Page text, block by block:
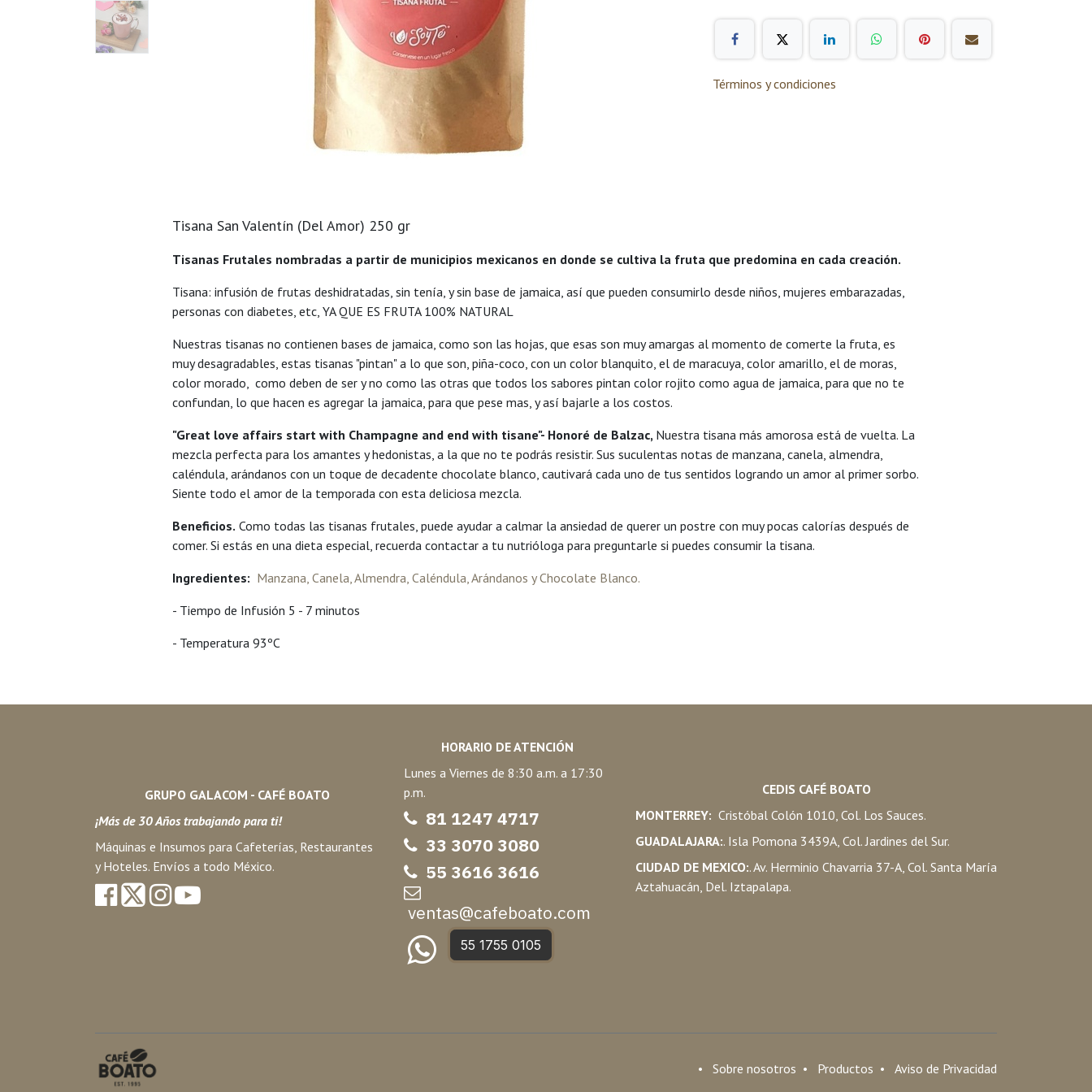
Términos y condiciones
Tisana San Valentín (Del Amor) 250 gr
Tisanas Frutales nombradas a partir de municipios mexicanos en donde se cultiva la fruta que predomina en cada creación.
Tisana: infusión de frutas deshidratadas, sin tenía, y sin base de jamaica, así que pueden consumirlo desde niños, mujeres embarazadas,
personas con diabetes, etc, YA QUE ES FRUTA 100% NATURAL
Nuestras tisanas no contienen bases de jamaica, como son las hojas, que esas son muy amargas al momento de comerte la fruta, es
muy desagradables, estas tisanas "pintan" a lo que son, piña-coco, con un color blanquito, el de maracuya, color amarillo, el de moras,
color morado, como deben de ser y no como las otras que todos los sabores pintan color rojito como agua de jamaica, para que no te
confundan, lo que hacen es agregar la jamaica, para que pese mas, y así bajarle a los costos.
"Great love affairs start with Champagne and end with tisane"- Honoré de Balzac, Nuestra tisana más amorosa está de vuelta. La
mezcla perfecta para los amantes y hedonistas, a la que no te podrás resistir. Sus suculentas notas de manzana, canela, almendra,
caléndula, arándanos con un toque de decadente chocolate blanco, cautivará cada uno de tus sentidos logrando un amor al primer sorbo.
Siente todo el amor de la temporada con esta deliciosa mezcla.
Beneficios. Como todas las tisanas frutales, puede ayudar a calmar la ansiedad de querer un postre con muy pocas calorías después de
comer. Si estás en una dieta especial, recuerda contactar a tu nutrióloga para preguntarle si puedes consumir la tisana.
Ingredientes: Manzana, Canela, Almendra, Caléndula, Arándanos y Chocolate Blanco.
- Tiempo de Infusión 5 - 7 minutos
- Temperatura 93ºC
GRUPO GALACOM - CAFÉ BOATO
¡Más de 30 Años trabajando para ti!
Máquinas e Insumos para Cafeterías, Restaurantes
y Hoteles. Envíos a todo México.
HORARIO DE ATENCIÓN
Lunes a Viernes de 8:30 a.m. a 17:30
p.m.
81 1247 4717
33 3070 3080
55 3616 3616
ventas@cafeboato.com
55 1755 0105
CEDIS CAFÉ BOATO
MONTERREY: Cristóbal Colón 1010, Col. Los Sauces.
GUADALAJARA:. Isla Pomona 3439A, Col. Jardines del Sur.
CIUDAD DE MEXICO:. Av. Herminio Chavarria 37-A, Col. Santa María
Aztahuacán, Del. Iztapalapa.
• Sobre nosotros • Productos • Aviso de Privacidad